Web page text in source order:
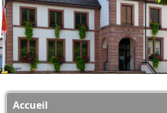
Accueil